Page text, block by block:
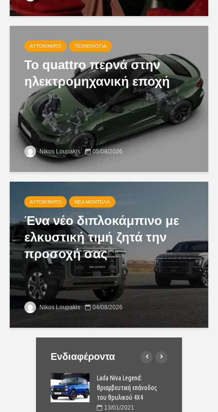
ΑΥΤΟΚΊΝΗΤΟ ΤΕΧΝΟΛΟΓΊΑ
Το quattro περνά στην
ηλεκτρομηχανική εποχή
Nikos Loupakis 05/08/2026
ΑΥΤΟΚΊΝΗΤΟ ΝΈΑ ΜΟΝΤΈΛΑ
Ένα νέο διπλοκάμπινο με
ελκυστική τιμή ζητά την
προσοχή σας
Nikos Loupakis 04/08/2026
Ενδιαφέροντα
Lada Niva Legend:
θριαμβευτική επάνοδος
του θρυλικού 4Χ4
13/01/2021